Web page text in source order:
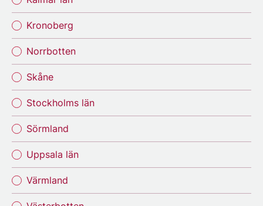
Kronoberg
Norrbotten
Skåne
Stockholms län
Sörmland
Uppsala län
Värmland